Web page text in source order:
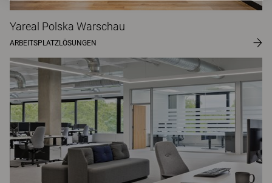
Yareal Polska Warschau
ARBEITSPLATZLÖSUNGEN